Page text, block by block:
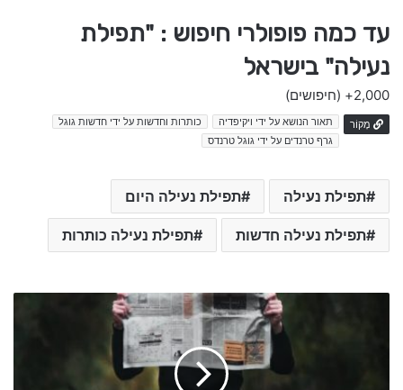
עד כמה פופולרי חיפוש : "תפילת
נעילה" בישראל
2,000+ (חיפושים)
מָקוֹר תאור הנושא על ידי ויקיפדיה
כותרות וחדשות על ידי חדשות גוגל
גרף טרנדים על ידי גוגל טרנדס
תפילת נעילה תפילת נעילה היום
תפילת נעילה חדשות תפילת נעילה כותרות